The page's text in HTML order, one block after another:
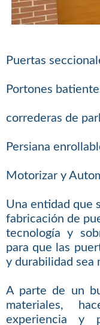
Puertas
Portones
correderas de
Persiana
Motorizar y
Una entidad que
fabricación de
tecnología y
para que las
y durabilidad sea
A parte de un
materiales,
experiencia y